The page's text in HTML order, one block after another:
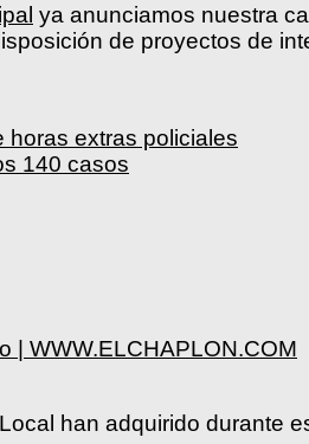
ya anunciamos nuestra
de proyectos de
horas extras policiales
140 casos
| WWW.ELCHAPLON.COM
han adquirido durante